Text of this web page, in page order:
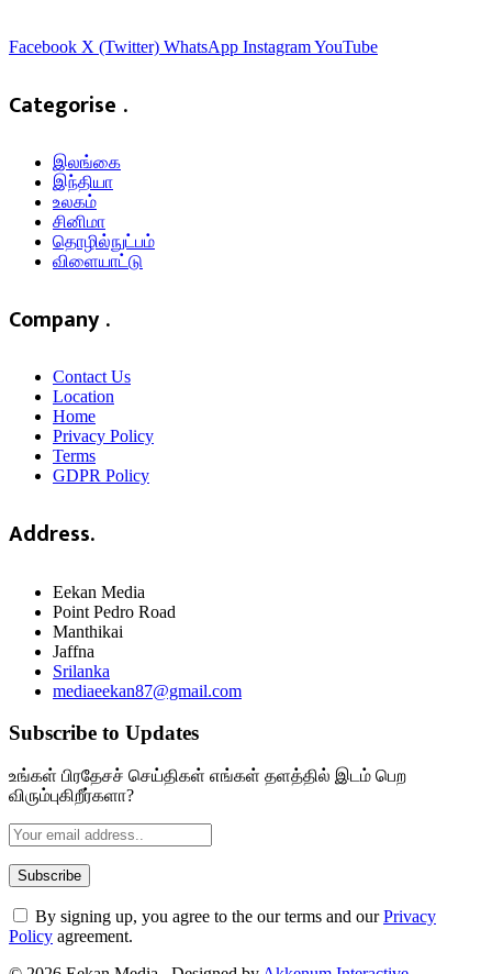
Facebook X (Twitter) WhatsApp InstagramYouTube
Categorise .
இலங்கை
இந்தியா
உலகம்
சினிமா
தொழில்நுட்பம்
விளையாட்டு
Company .
Contact Us
Location
Home
Privacy Policy
Terms
GDPR Policy
Address.
Eekan Media
Point Pedro Road
Manthikai
Jaffna
Srilanka
mediaeekan87@gmail.com
Subscribe to Updates
உங்கள் பிரதேசச் செய்திகள் எங்கள் தளத்தில் இடம் பெற
விரும்புகிறீர்களா?
By signing up, you agree to the our terms and ourPrivacy
Policy agreement.